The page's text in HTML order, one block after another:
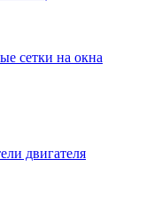
сетки на окна
двигателя